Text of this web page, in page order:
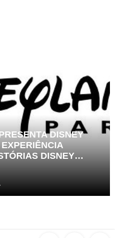
DISNEY
DISNEY